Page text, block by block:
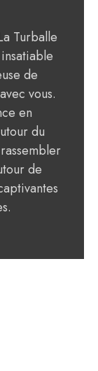
Turballe
de
vous.
en
du
de